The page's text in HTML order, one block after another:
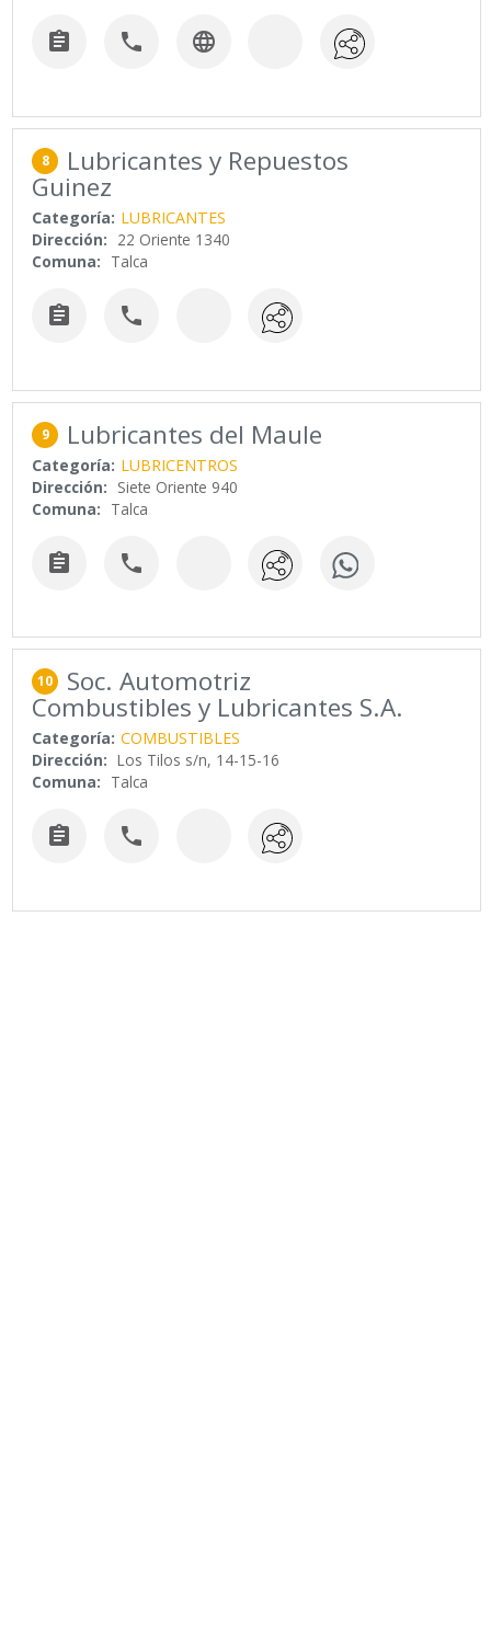
  
8 Lubricantes y Repuestos
Guinez
Categoría: LUBRICANTES
Dirección: 22 Oriente 1340
Comuna: Talca
 
9 Lubricantes del Maule
Categoría: LUBRICENTROS
Dirección: Siete Oriente 940
Comuna: Talca
 
10 Soc. Automotriz
Combustibles y Lubricantes S.A.
Categoría: COMBUSTIBLES
Dirección: Los Tilos s/n, 14-15-16
Comuna: Talca
 